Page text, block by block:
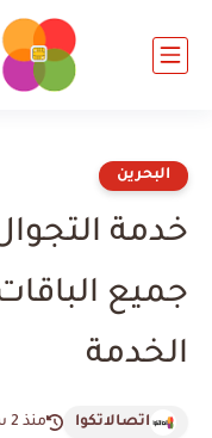
البحرين
خدمة
جميع الباقات
الخدمة
اتصالاتكوا منذ 2 سنة